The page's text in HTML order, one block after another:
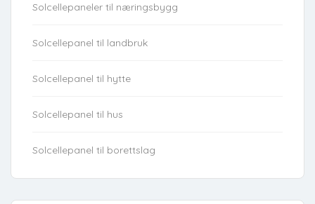
Solcellepaneler til næringsbygg
Solcellepanel til landbruk
Solcellepanel til hytte
Solcellepanel til hus
Solcellepanel til borettslag